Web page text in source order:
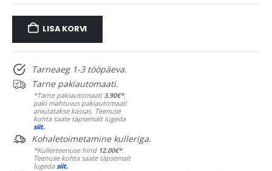
LISA KORVI
Tarneaeg 1-3 tööpäeva.
Tarne pakiautomaati.
*Tarne pakiautomaati3.90€*,
paki mahtuvus pakiautomaati
arvutatakse kassas. Teenuse
kohta saate täpsemalt lugeda
siit.
Kohaletoimetamine kulleriga.
*Kullerteenuse hind 12.00€*.
Teenuse kohta saate täpsemalt
lugedasiit.